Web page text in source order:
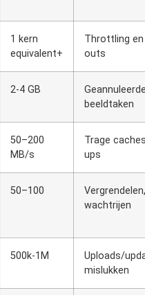
1 kern
equivalent+
Throttling
outs
2-4 GB
beeldtaken
50–200
MB/s
Trage
ups
50–100
Vergrendelen,
wachtrijen
500k-1M
Uploads/
mislukken